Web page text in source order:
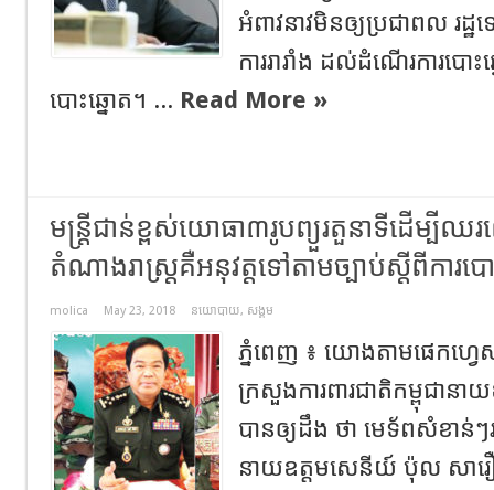
អំពាវនាវមិនឲ្យប្រជាពល រដ្
ការរារាំង ដល់ដំណើរការបោះ
បោះឆ្នោត។ ... Read More »
មន្ត្រីជាន់ខ្ពស់យោធា៣រូបព្យួរតួនាទីដើម្បីឈរ
តំណាងរាស្ត្រគឺអនុវត្តទៅតាមច្បាប់ស្តីពីការប
molica May 23, 2018 នយោបាយ, សង្គម
ភ្នំពេញ ៖ យោងតាមផេកហ្វេ
ក្រសួងការពារជាតិកម្ពុជា
បានឲ្យដឹង ថា មេទ័ពសំខាន់ៗ
នាយឧត្តមសេនីយ៍ ប៉ុល សារឿ